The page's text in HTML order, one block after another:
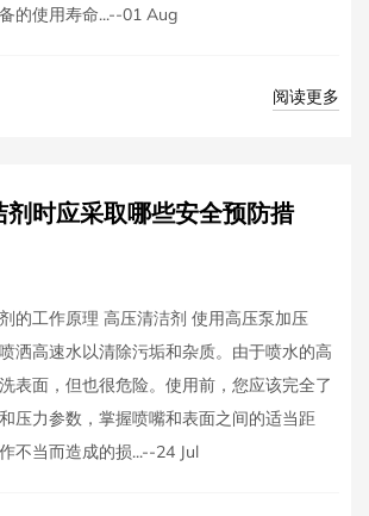
的使用寿命...--01 Aug
阅读更多
时应采取哪些安全预防措
的工作原理 高压清洁剂 使用高压泵加压
洒高速水以清除污垢和杂质。由于喷水的高
表面，但也很危险。使用前，您应该完全了
压力参数，掌握喷嘴和表面之间的适当距
不当而造成的损...--24 Jul